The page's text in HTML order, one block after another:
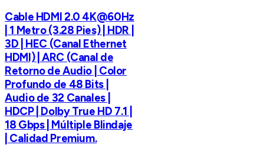
Cable HDMI 2.0 4K@60Hz
| 1 Metro (3.28 Pies) | HDR |
3D | HEC (Canal Ethernet
HDMI) | ARC (Canal de
Retorno de Audio | Color
Profundo de 48 Bits |
Audio de 32 Canales |
HDCP | Dolby True HD 7.1 |
18 Gbps | Múltiple Blindaje
| Calidad Premium.